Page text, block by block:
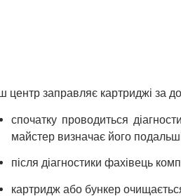
центр заправляє картриджі за
спочатку проводиться
майстер визначає його подальші
після діагностики фахівець
картридж або бункер